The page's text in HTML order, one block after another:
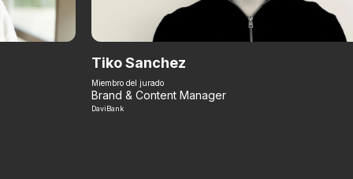
Tiko Sanchez
Miembro del jurado
Brand & Content Manager
DaviBank